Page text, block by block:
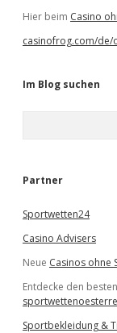
Hier beim Casino
casinofrog.com/de/
Im Blog suchen
e
Partner
Sportwetten24
Casino Advisers
Neue Casinos ohne
Entdecke den
Sportbekleidung &